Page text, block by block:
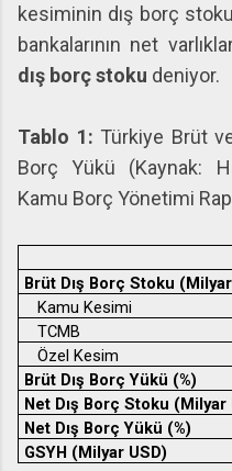
kesiminin dış borç
bankalarının net
dış borç stoku deniyor.
Tablo 1: Türkiye Brüt
Borç Yükü (Kaynak:
Kamu Borç Yönetimi
Brüt Dış Borç Stoku
Kamu Kesimi
TCMB
Özel Kesim
Brüt Dış Borç Yükü (%)
Net Dış Borç Stoku (Milyar
Net Dış Borç Yükü (%)
GSYH (Milyar USD)